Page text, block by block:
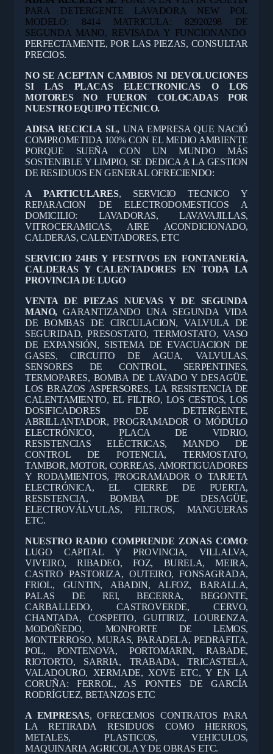
PARA DETERGENTE LAVADORA NEW POL
MODELO: 8414 MATRICULA: 82920298 DE
SEGUNDA MANO, REVISADA Y FUNCIONANDO
PERFECTAMENTE, POR LAS PIEZAS, CONSULTAR
PRECIOS.
NO SE ACEPTAN CAMBIOS NI DEVOLUCIONES
SI LAS PLACAS ELECTRONICAS O LOS
MOTORES NO FUERON COLOCADAS POR
NUESTRO EQUIPO TÉCNICO.
ADISA RECICLA SL, UNA EMPRESA QUE NACIÓ
COMPROMETIDA 100% CON EL MEDIO AMBIENTE
PORQUE SUEÑA CON UN MUNDO MÁS
SOSTENIBLE Y LIMPIO, SE DEDICA A LA GESTION
DE RESIDUOS EN GENERAL OFRECIENDO:
A PARTICULARES, SERVICIO TECNICO Y
REPARACION DE ELECTRODOMESTICOS A
DOMICILIO: LAVADORAS, LAVAVAJILLAS,
VITROCERAMICAS, AIRE ACONDICIONADO,
CALDERAS, CALENTADORES, ETC
SERVICIO 24HS Y FESTIVOS EN FONTANERÍA,
CALDERAS Y CALENTADORES EN TODA LA
PROVINCIA DE LUGO
VENTA DE PIEZAS NUEVAS Y DE SEGUNDA
MANO, GARANTIZANDO UNA SEGUNDA VIDA
DE BOMBAS DE CIRCULACION, VALVULA DE
SEGURIDAD, PRESOSTATO, TERMOSTATO, VASO
DE EXPANSIÓN, SISTEMA DE EVACUACION DE
GASES, CIRCUITO DE AGUA, VALVULAS,
SENSORES DE CONTROL, SERPENTINES,
TERMOPARES, BOMBA DE LAVADO Y DESAGÜE,
LOS BRAZOS ASPERSORES, LA RESISTENCIA DE
CALENTAMIENTO, EL FILTRO, LOS CESTOS, LOS
DOSIFICADORES DE DETERGENTE,
ABRILLANTADOR, PROGRAMADOR O MÓDULO
ELECTRÓNICO, PLACA DE VIDRIO,
RESISTENCIAS ELÉCTRICAS, MANDO DE
CONTROL DE POTENCIA, TERMOSTATO,
TAMBOR, MOTOR, CORREAS, AMORTIGUADORES
Y RODAMIENTOS, PROGRAMADOR O TARJETA
ELECTRÓNICA, EL CIERRE DE PUERTA,
RESISTENCIA, BOMBA DE DESAGÜE,
ELECTROVÁLVULAS, FILTROS, MANGUERAS
ETC.
NUESTRO RADIO COMPRENDE ZONAS COMO:
LUGO CAPITAL Y PROVINCIA, VILLALVA,
VIVEIRO, RIBADEO, FOZ, BURELA, MEIRA,
CASTRO PASTORIZA, OUTEIRO, FONSAGRADA,
FRIOL, GUNTIN, ABADIN, ALFOZ, BARALLA,
PALAS DE REI, BECERRA, BEGONTE,
CARBALLEDO, CASTROVERDE, CERVO,
CHANTADA, COSPEITO, GUITIRIZ, LOURENZA,
MODOÑEDO, MONFORTE DE LEMOS,
MONTERROSO, MURAS, PARADELA, PEDRAFITA,
POL, PONTENOVA, PORTOMARIN, RABADE,
RIOTORTO, SARRIA, TRABADA, TRICASTELA,
VALADOURO, XERMADE, XOVE ETC, Y EN LA
CORUÑA: FERROL, AS PONTES DE GARCÍA
RODRÍGUEZ, BETANZOS ETC
A EMPRESAS, OFRECEMOS CONTRATOS PARA
LA RETIRADA RESIDUOS COMO HIERROS,
METALES, PLASTICOS, VEHICULOS,
MAQUINARIA AGRICOLA Y DE OBRAS ETC.